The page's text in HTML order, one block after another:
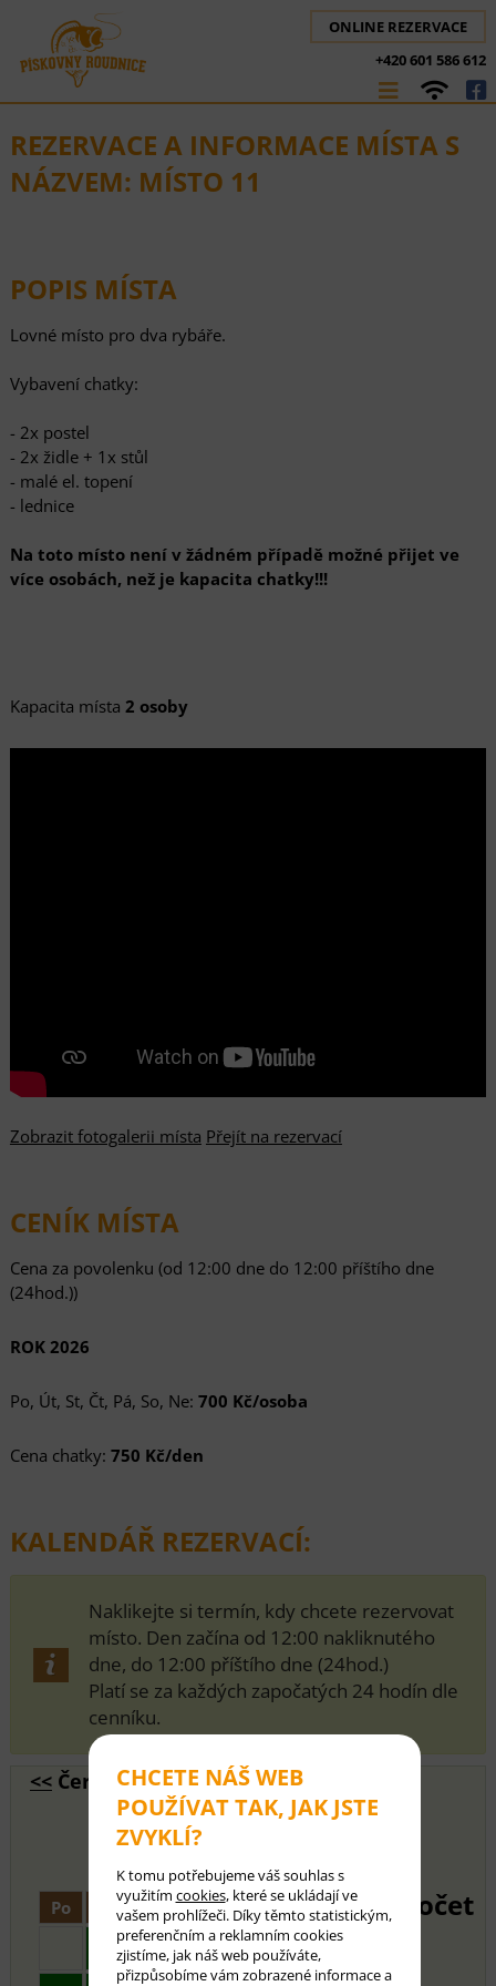
ONLINE REZERVACE
+420 601 586 612
REZERVACE A INFORMACE MÍSTA S
NÁZVEM: MÍSTO 11
POPIS MÍSTA
Lovné místo pro dva rybáře.
Vybavení chatky:
- 2x postel
- 2x židle + 1x stůl
- malé el. topení
- lednice
Na toto místo není v žádném případě možné přijet ve
více osobách, než je kapacita chatky!!!
Kapacita místa 2 osoby
Zobrazit fotogalerii místa Přejít na rezervací
CENÍK MÍSTA
Cena za povolenku (od 12:00 dne do 12:00 příštího dne
(24hod.))
ROK 2026
Po, Út, St, Čt, Pá, So, Ne: 700 Kč/osoba
Cena chatky: 750 Kč/den
KALENDÁŘ REZERVACÍ:
Naklikejte si termín, kdy chcete rezervovat
místo. Den začína od 12:00 nakliknutého
dne, do 12:00 příštího dne (24hod.)
Platí se za každých započatých 24 hodín dle
cenníku.
<<Červenec 2025 - Srpen
2025>>
Po St Čt Pá So
Ne
2 3 4 5 6
Počet
CHCETE NÁŠ WEB
POUŽÍVAT TAK, JAK JSTE
ZVYKLÍ?
K tomu potřebujeme váš souhlas s
využitím cookies, které se ukládají ve
vašem prohlížeči. Díky těmto statistickým,
preferenčním a reklamním cookies
zjistíme, jak náš web používáte,
přizpůsobíme vám zobrazené informace a